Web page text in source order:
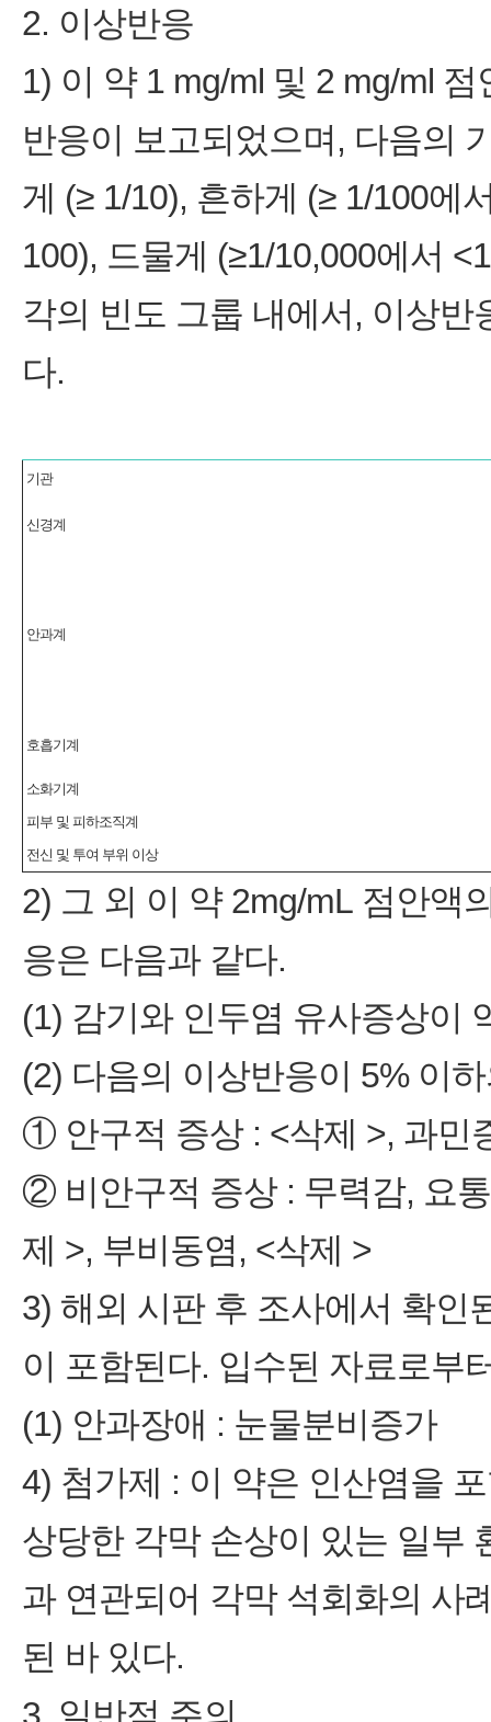
2. 이상반응
1) 이 약 1 mg/ml 및 2 mg/ml
반응이 보고되었으며, 다음의
게 (≥ 1/10), 흔하게 (≥ 1/100에
100), 드물게 (≥1/10,000에서
각의 빈도 그룹 내에서, 이상
다.
기관
신경계
안과계
호흡기계
소화기계
피부 및 피하조직계
전신 및 투여 부위 이상
2) 그 외 이 약 2mg/mL 점안액
응은 다음과 같다.
(1) 감기와 인두염 유사증상이
(2) 다음의 이상반응이 5% 이
① 안구적 증상 : <삭제 >, 과민
② 비안구적 증상 : 무력감, 요
제 >, 부비동염, <삭제 >
3) 해외 시판 후 조사에서 확인
이 포함된다. 입수된 자료로부
(1) 안과장애 : 눈물분비증가
4) 첨가제 : 이 약은 인산염을
상당한 각막 손상이 있는 일부
과 연관되어 각막 석회화의 사
된 바 있다.